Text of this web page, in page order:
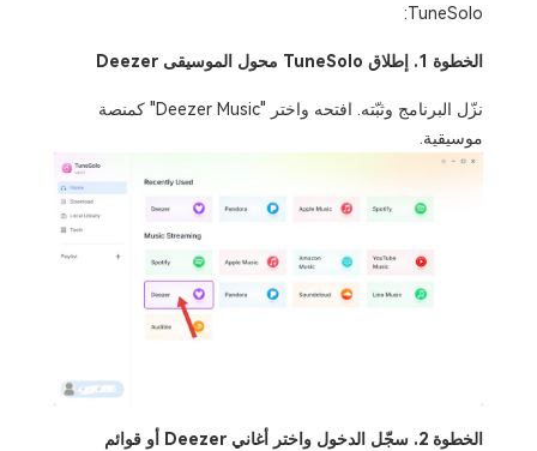
TuneSolo:
الخطوة 1. إطلاق TuneSolo محول الموسيقى Deezer
نزّل البرنامج وثبّته. افتحه واختر "Deezer Music" كمنصة
موسيقية.
الخطوة 2. سجّل الدخول واختر أغاني Deezer أو قوائم